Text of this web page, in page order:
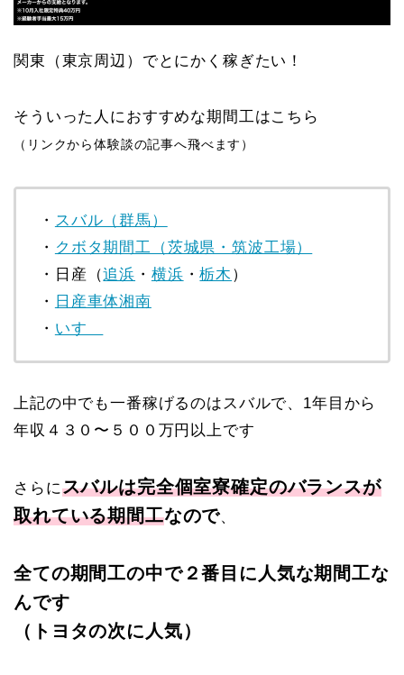
関東（東京周辺）でとにかく稼ぎたい！
そういった人におすすめな期間工はこちら
（リンクから体験談の記事へ飛べます）
・ スバル（群馬）
・ クボタ期間工（茨城県・筑波工場）
・日産（追浜 ・ 横浜 ・栃木 ）
・
日産車体湘南
・ いすゞ
上記の中でも一番稼げるのはスバルで、1年目から
年収４３０〜５００万円以上です
さらにスバルは完全個室寮確定のバランスが
取れている期間工なので、
全ての期間工の中で２番目に人気な期間工な
んです
（トヨタの次に人気）